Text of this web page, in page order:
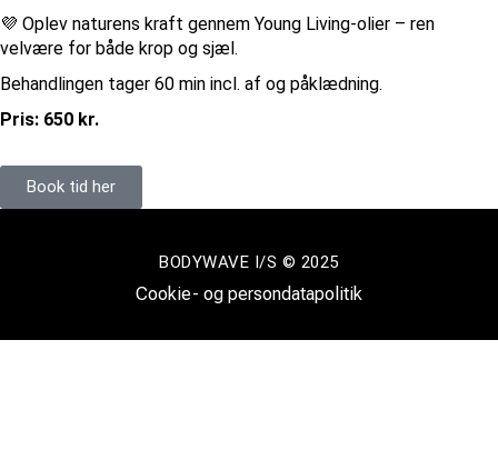
💜 Oplev naturens kraft gennem Young Living-olier – ren
velvære for både krop og sjæl.
Behandlingen tager 60 min incl. af og påklædning.
Pris: 650 kr.
Book tid her
BODYWAVE I/S © 2025
Cookie- og persondatapolitik